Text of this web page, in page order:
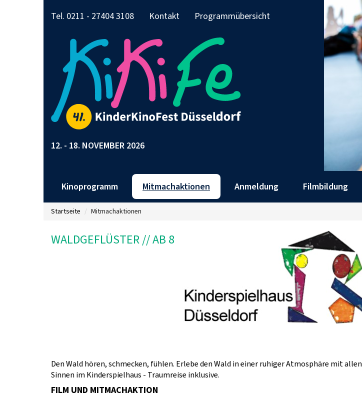
Tel. 0211 - 27404 3108 Kontakt Programmübersicht
12. - 18. NOVEMBER 2026
Kinoprogramm Mitmachaktionen Anmeldung Filmbildung
Startseite Mitmachaktionen
WALDGEFLÜSTER // AB 8
Den Wald hören, schmecken, fühlen. Erlebe den Wald in einer ruhiger Atmosphäre mit allen
Sinnen im Kinderspielhaus - Traumreise inklusive.
FILM UND MITMACHAKTION